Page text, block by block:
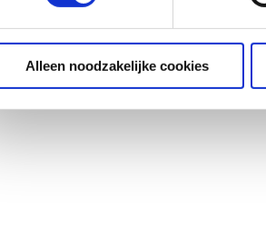
Alleen noodzakelijke cookies